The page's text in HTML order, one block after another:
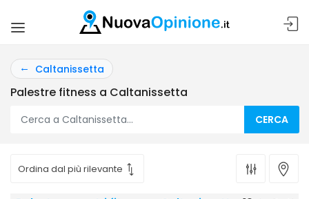
Caltanissetta
Palestre fitness a Caltanissetta
CERCA